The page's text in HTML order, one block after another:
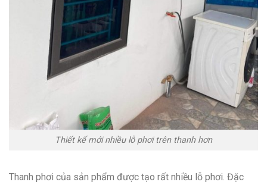
Thiết kế mới nhiều lỗ phơi trên thanh hơn
Thanh phơi của sản phẩm được tạo rất nhiều lỗ phơi. Đặc